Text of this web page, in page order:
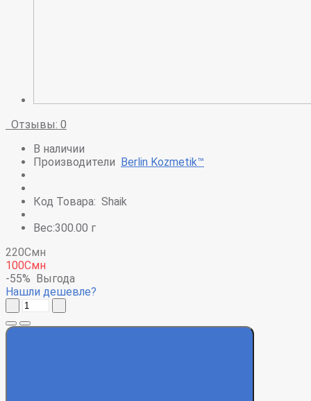
Отзывы: 0
В наличии
Производители Berlin Kozmetik™
Код Товара: Shaik
Вес:300.00 г
220Смн
100Смн
-55% Выгода
Нашли дешевле?